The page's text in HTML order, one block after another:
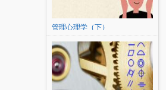
管理心理学（下）